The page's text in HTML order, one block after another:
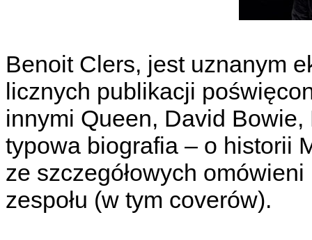
Benoit Clers, jest uznanym
licznych publikacji
innymi Queen, David
typowa biografia – o historii
ze szczegółowych
zespołu (w tym coverów).